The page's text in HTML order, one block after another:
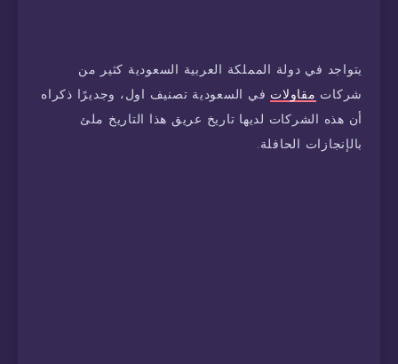
يتواجد في دولة المملكة العربية السعودية كثير من
شركات مقاولات في السعودية تصنيف اول، وجديرًا ذكراه
أن هذه الشركات لديها تاريخ عريق هذا التاريخ ملئ
بالإنجازات الحافلة.